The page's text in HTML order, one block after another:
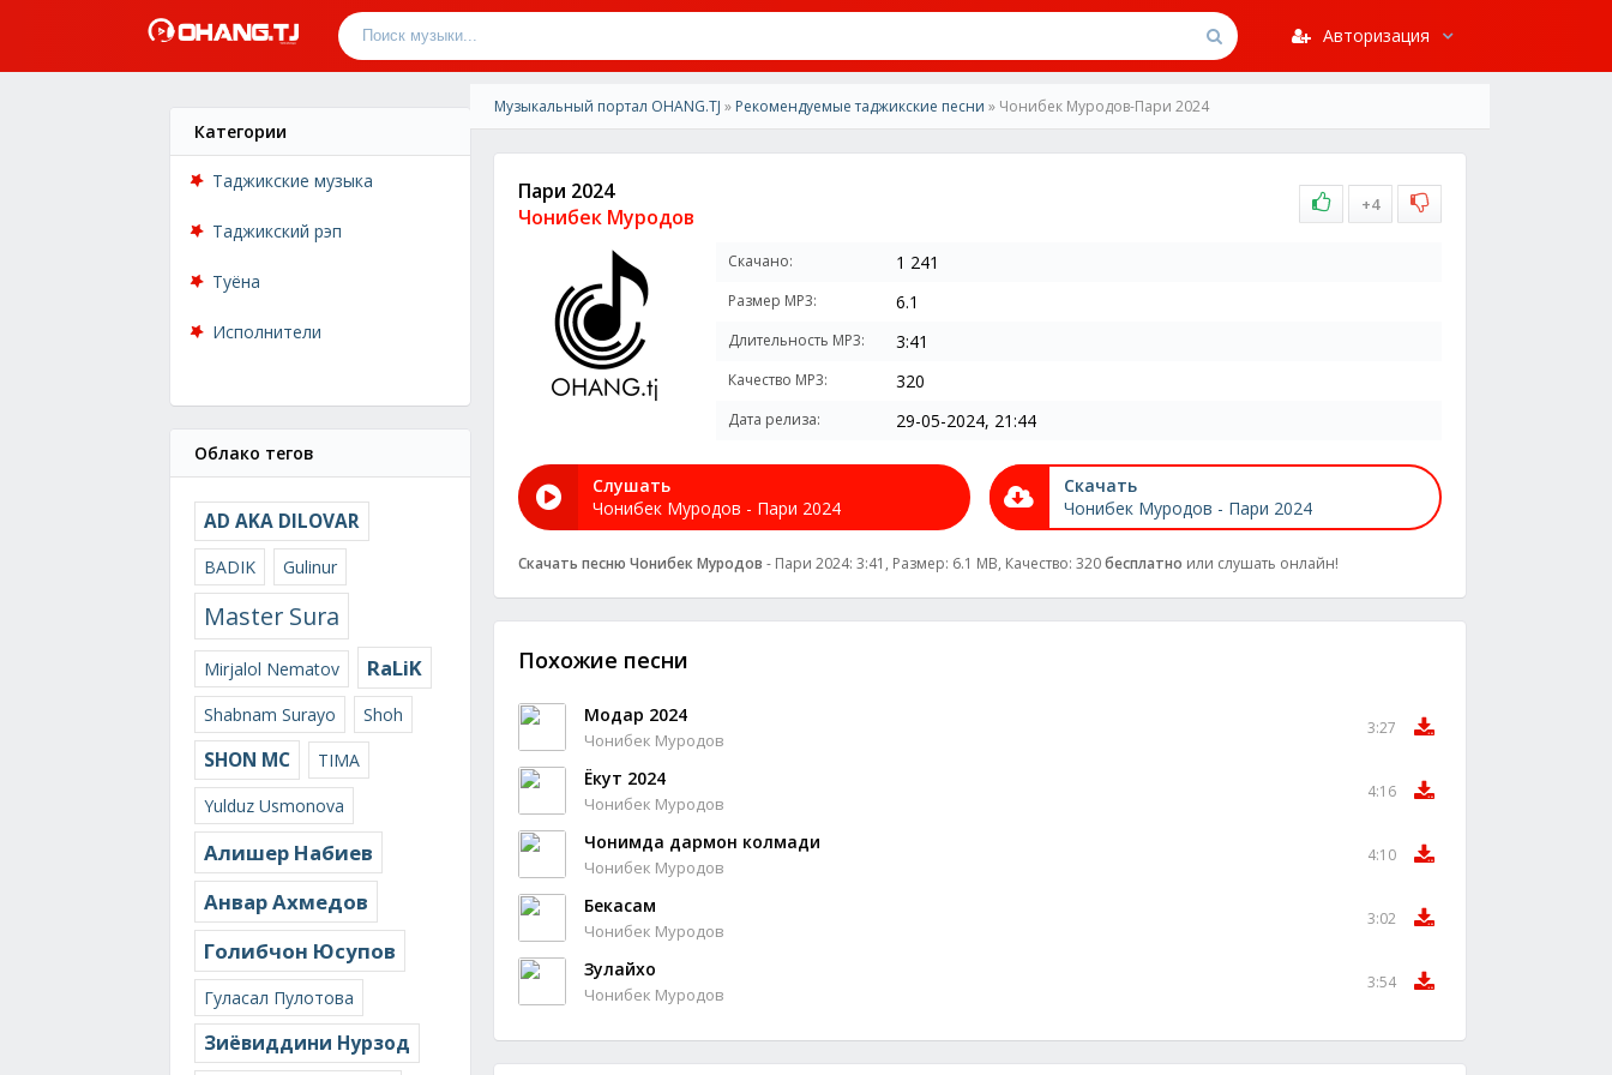
Авторизация
Категории
Таджикские музыка
Таджикский рэп
Туёна
Исполнители
Облако тегов
AD AKA DILOVAR
BADIK Gulinur
Master Sura
Mirjalol Nematov RaLiK
Shabnam Surayo Shoh
SHON MC
TIMA
Yulduz Usmonova
Алишер Набиев
Анвар Ахмедов
Голибчон Юсупов
Гуласал Пулотова
Зиёвиддини Нурзод
Музыкальный портал OHANG.TJ » Рекомендуемые таджикские песни » Чонибек Муродов-Пари 2024
Пари 2024
Чонибек Муродов
+4
Скачано: 1 241
Размер MP3: 6.1
Длительность MP3: 3:41
Качество MP3: 320
Дата релиза: 29-05-2024, 21:44
Слушать
Чонибек Муродов - Пари 2024
Скачать
Чонибек Муродов - Пари 2024
Скачать песню Чонибек Муродов - Пари 2024: 3:41, Размер: 6.1 MB, Качество: 320бесплатно или слушать онлайн!
Похожие песни
Модар 2024
Чонибек Муродов
3:27
Ёкут 2024
Чонибек Муродов
4:16
Чонимда дармон колмади
Чонибек Муродов
4:10
Бекасам
Чонибек Муродов
3:02
Зулайхо
Чонибек Муродов
3:54